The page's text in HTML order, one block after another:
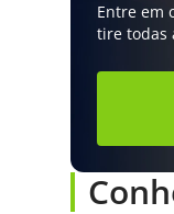
Entre em
tire todas